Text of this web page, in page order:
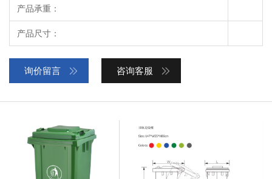
产品承重：
产品尺寸：
询价留言 咨询客服